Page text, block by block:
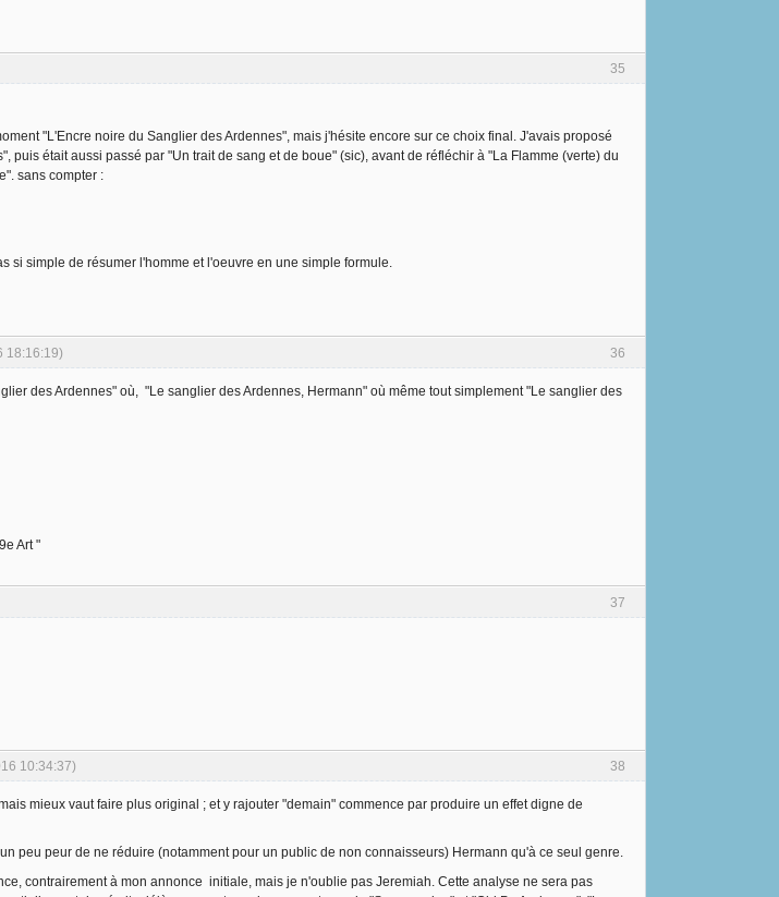
35
"L'Encre noire du Sanglier des Ardennes", mais j'hésite encore sur ce choix final. J'avais proposé
puis était aussi passé par "Un trait de sang et de boue" (sic), avant de réfléchir à "La Flamme (verte) du
sans compter :
si simple de résumer l'homme et l'oeuvre en une simple formule.
36
18:16:19)
des Ardennes" où, "Le sanglier des Ardennes, Hermann" où même tout simplement "Le sanglier des
Art "
37
38
10:34:37)
mieux vaut faire plus original ; et y rajouter "demain" commence par produire un effet digne de
peu peur de ne réduire (notamment pour un public de non connaisseurs) Hermann qu'à ce seul genre.
contrairement à mon annonce initiale, mais je n'oublie pas Jeremiah. Cette analyse ne sera pas